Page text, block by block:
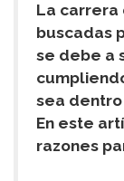
La carrera
buscadas
se debe a
sea
En este
razones